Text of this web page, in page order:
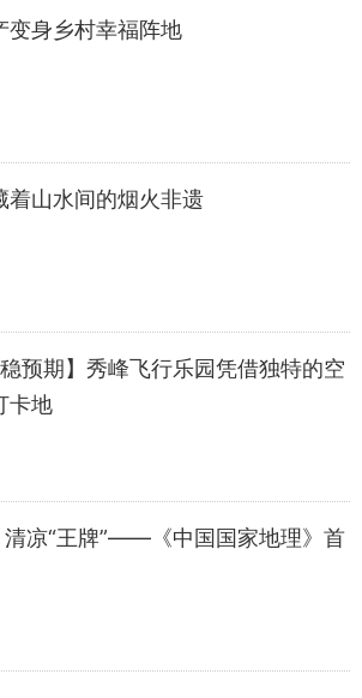
变身乡村幸福阵地
着山水间的烟火非遗
稳预期】秀峰飞行乐园凭借独特的空
卡地
清凉“王牌”——《中国国家地理》首